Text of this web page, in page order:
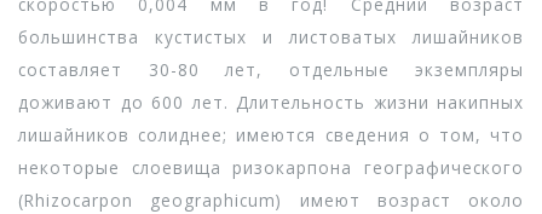
большинства кустистых и листоватых лишайников
составляет 30-80 лет, отдельные экземпляры
доживают до 600 лет. Длительность жизни накипных
лишайников солиднее; имеются сведения о том, что
некоторые слоевища ризокарпона географического
(Rhizocarpon geographicum) имеют возраст около